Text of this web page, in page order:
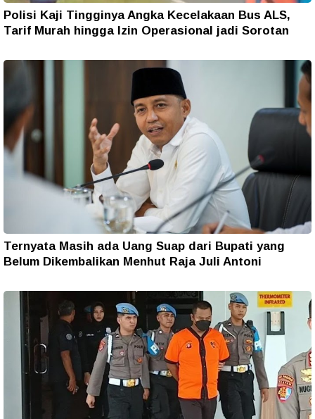
Polisi Kaji Tingginya Angka Kecelakaan Bus ALS,
Tarif Murah hingga Izin Operasional jadi Sorotan
Ternyata Masih ada Uang Suap dari Bupati yang
Belum Dikembalikan Menhut Raja Juli Antoni